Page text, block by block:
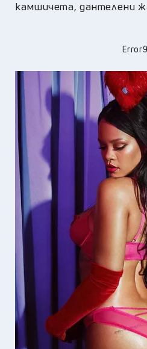
камшичета, дантелени
Error9